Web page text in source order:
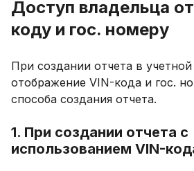
Доступ владельца
коду и гос. номеру
При создании отчета в
отображение VIN-кода и гос.
способа создания отчета.
1. При создании отчета с
использованием VIN-